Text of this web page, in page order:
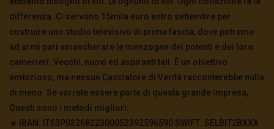
differenza. Ci servono 15mila euro entro settembre per
costruire uno studio televisivo di prima fascia, dove potremo
ad armi pari smascherare le menzogne dei potenti e dei loro
camerieri. Vecchi, nuovi ed aspiranti tali. È un obiettivo
ambizioso, ma nessun Cacciatore di Verità racconterebbe nulla
di meno. Se vorrete essere parte di questa grande impresa,
Questi sono i metodi migliori:
☀️ IBAN: IT63P0326822300052392596590 SWIFT: SELBIT2BXXX